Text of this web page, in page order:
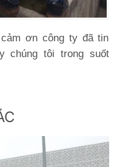
ơn công ty đã tin
chúng tôi trong suốt